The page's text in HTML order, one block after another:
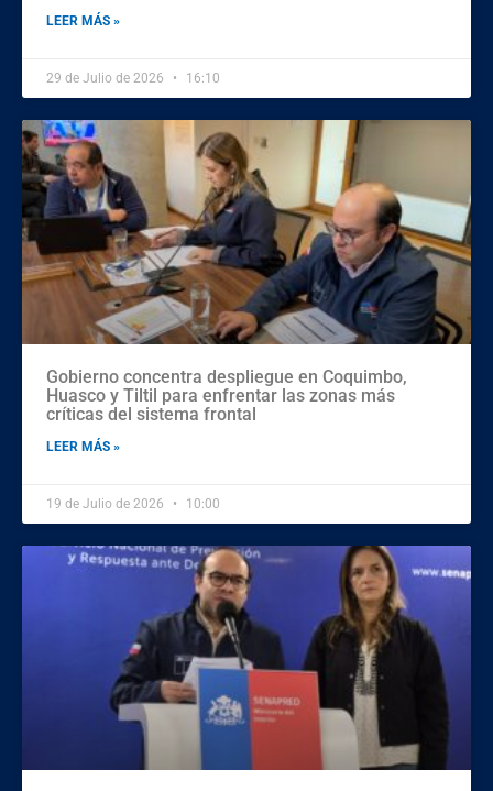
LEER MÁS »
29 de Julio de 2026 16:10
Gobierno concentra despliegue en Coquimbo,
Huasco y Tiltil para enfrentar las zonas más
críticas del sistema frontal
LEER MÁS »
19 de Julio de 2026 10:00